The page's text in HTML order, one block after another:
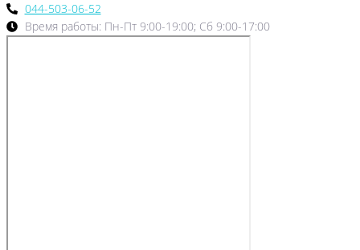
044-503-06-52
Время работы: Пн-Пт 9:00-19:00; Сб 9:00-17:00